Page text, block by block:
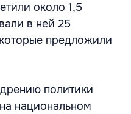
около 1,5
в ней 25
предложили
политики
национальном